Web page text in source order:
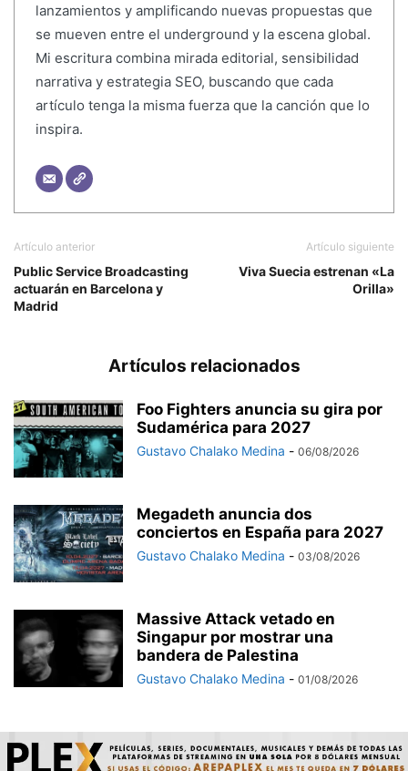
lanzamientos y amplificando nuevas propuestas que
se mueven entre el underground y la escena global.
Mi escritura combina mirada editorial, sensibilidad
narrativa y estrategia SEO, buscando que cada
artículo tenga la misma fuerza que la canción que lo
inspira.
Artículo anterior
Public Service Broadcasting
actuarán en Barcelona y
Madrid
Artículo siguiente
Viva Suecia estrenan «La
Orilla»
Artículos relacionados
Foo Fighters anuncia su gira por
Sudamérica para 2027
Gustavo Chalako Medina - 06/08/2026
Megadeth anuncia dos
conciertos en España para 2027
Gustavo Chalako Medina - 03/08/2026
Massive Attack vetado en
Singapur por mostrar una
bandera de Palestina
Gustavo Chalako Medina - 01/08/2026